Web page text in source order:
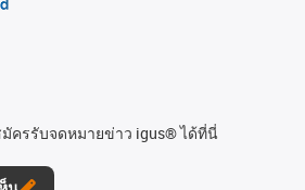
ครรับจดหมายข่าว igus® ได้ที่นี่